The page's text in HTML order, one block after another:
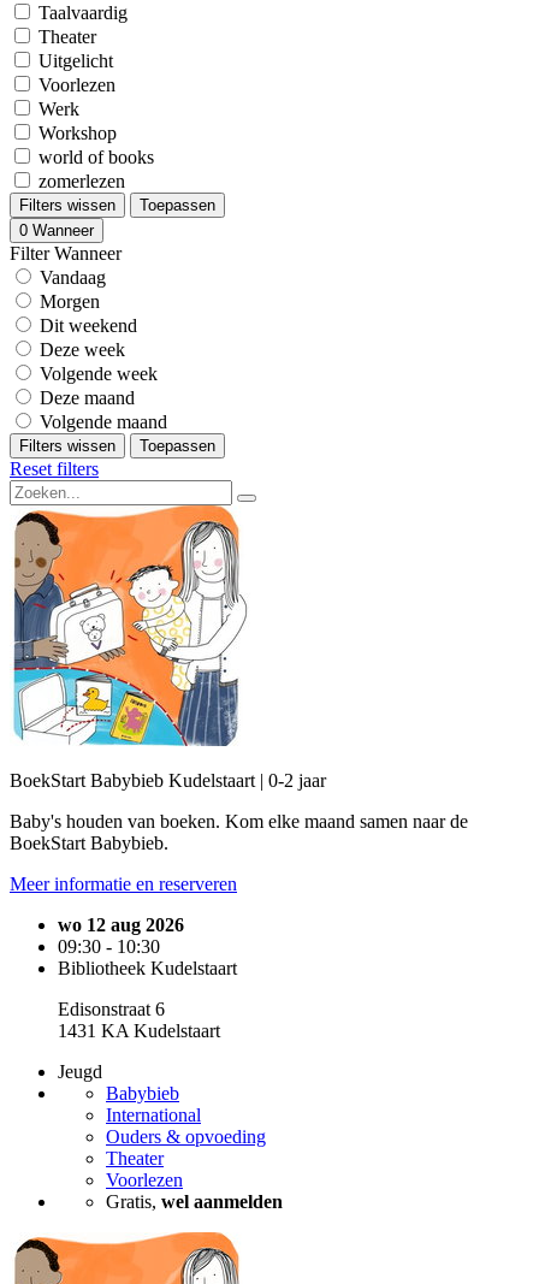
Taalvaardig
Theater
Uitgelicht
Voorlezen
Werk
Workshop
world of books
zomerlezen
Filters wissen
Toepassen
0 Wanneer
Filter Wanneer
Vandaag
Morgen
Dit weekend
Deze week
Volgende week
Deze maand
Volgende maand
Filters wissen Toepassen
Reset filters
BoekStart Babybieb Kudelstaart | 0-2 jaar
Baby's houden van boeken. Kom elke maand samen naar de
BoekStart Babybieb.
Meer informatie en reserveren
wo 12 aug 2026
09:30 - 10:30
Bibliotheek Kudelstaart
Edisonstraat 6
1431 KA Kudelstaart
Jeugd
Babybieb
International
Ouders & opvoeding
Theater
Voorlezen
Gratis, wel aanmelden